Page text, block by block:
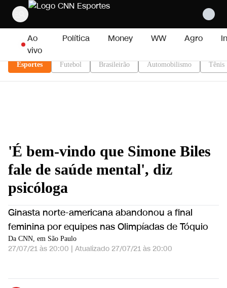
Pular para o conteúdo
Ao
vivo
Política Money WW Agro
Esportes Futebol Brasileirão Automobilismo Tênis
'É bem-vindo que Simone Biles
fale de saúde mental', diz
psicóloga
Ginasta norte-americana abandonou a final
feminina por equipes nas Olimpíadas de Tóquio
Da CNN, em São Paulo
27/07/21 às 20:00 | Atualizado 27/07/21 às 20:00
&quot;É bem-vindo que Simone Biles fale de saúde mental&amp;&quot;, diz psicóloga